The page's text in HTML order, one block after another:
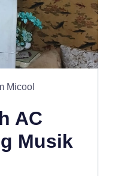
Micool
AC
Musik